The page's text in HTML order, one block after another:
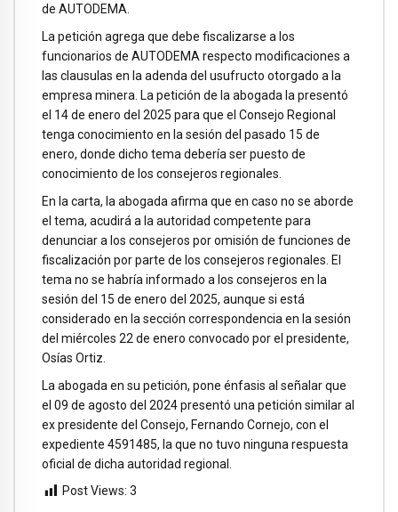
de AUTODEMA.
La petición agrega que debe fiscalizarse a los
funcionarios de AUTODEMA respecto modificaciones a
las clausulas en la adenda del usufructo otorgado a la
empresa minera. La petición de la abogada la presentó
el 14 de enero del 2025 para que el Consejo Regional
tenga conocimiento en la sesión del pasado 15 de
enero, donde dicho tema debería ser puesto de
conocimiento de los consejeros regionales.
En la carta, la abogada afirma que en caso no se aborde
el tema, acudirá a la autoridad competente para
denunciar a los consejeros por omisión de funciones de
fiscalización por parte de los consejeros regionales. El
tema no se habría informado a los consejeros en la
sesión del 15 de enero del 2025, aunque si está
considerado en la sección correspondencia en la sesión
del miércoles 22 de enero convocado por el presidente,
Osías Ortiz.
La abogada en su petición, pone énfasis al señalar que
el 09 de agosto del 2024 presentó una petición similar al
ex presidente del Consejo, Fernando Cornejo, con el
expediente 4591485, la que no tuvo ninguna respuesta
oficial de dicha autoridad regional.
Post Views: 3